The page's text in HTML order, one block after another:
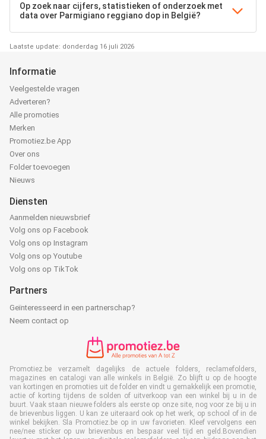
Op zoek naar cijfers, statistieken of onderzoek met
data over Parmigiano reggiano dop in België?
Laatste update: donderdag 16 juli 2026
Informatie
Veelgestelde vragen
Adverteren?
Alle promoties
Merken
Promotiez.be App
Over ons
Folder toevoegen
Nieuws
Diensten
Aanmelden nieuwsbrief
Volg ons op Facebook
Volg ons op Instagram
Volg ons op Youtube
Volg ons op TikTok
Partners
Geïnteresseerd in een partnerschap?
Neem contact op
Promotiez.be verzamelt dagelijks de actuele folders, reclamefolders,
magazines en catalogi van alle winkels in België. Zo blijft u op de hoogte
van kortingen en promoties uit de folder en vindt u gemakkelijk een promotie,
actie of korting tijdens de solden of uitverkoop van een winkel bij u in de
buurt. Vaak staan nieuwe folders als eerste op onze site, nog voor ze bij u in
de brievenbus liggen. U kan ze uiteraard ook op het werk, op school of in de
winkel bekijken. Sla Promotiez.be op in uw favorieten. Kleef vervolgens een
nee/nee sticker op uw brievenbus en bespaar veel tijd en geld.Bovendien